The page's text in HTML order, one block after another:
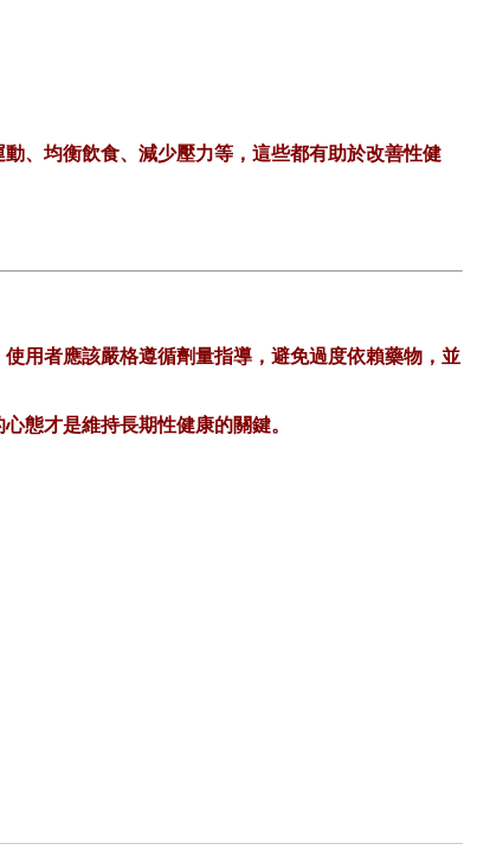
、均衡飲食、減少壓力等，這些都有助於改善性健
用者應該嚴格遵循劑量指導，避免過度依賴藥物，並
態才是維持長期性健康的關鍵。